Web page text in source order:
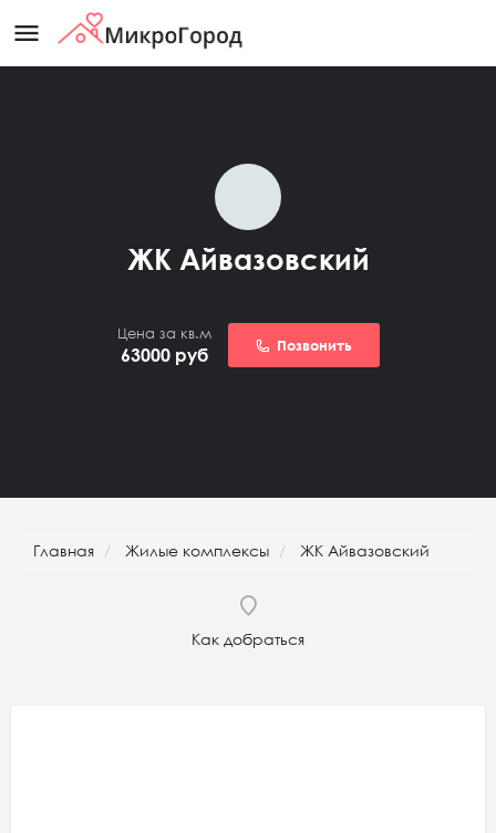
menu
ЖК Айвазовский
Цена за кв.м
63000 руб Позвонить
Главная Жилые комплексы ЖК Айвазовский
Как добраться